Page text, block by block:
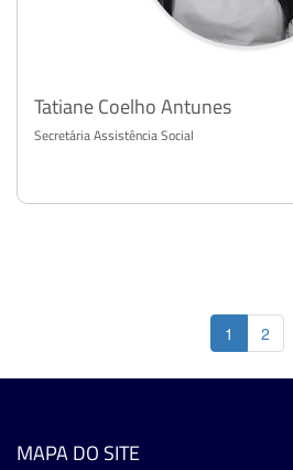
Tatiane Coelho Antunes
Secretária Assistência Social
1 2
MAPA DO SITE